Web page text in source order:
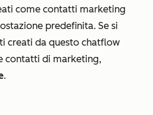
come contatti marketing
predefinita. Se si
creati da questo chatflow
contatti di marketing,
.